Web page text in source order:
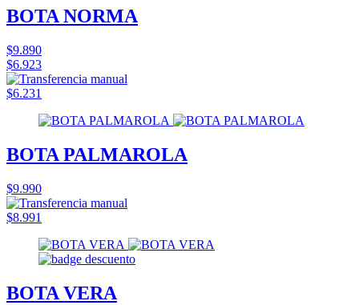
BOTA NORMA
$9.890
$6.923
$6.231
BOTA PALMAROLA
$9.990
$8.991
BOTA VERA